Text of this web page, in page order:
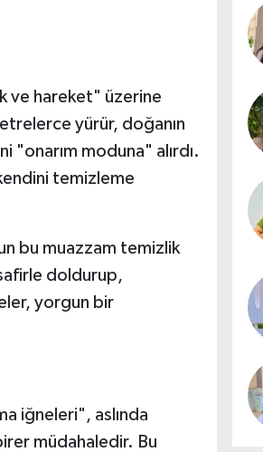
ve hareket" üzerine
yürür, doğanın
"onarım moduna" alırdı.
temizleme
bu muazzam temizlik
doldurup,
yorgun bir
iğneleri", aslında
müdahaledir. Bu